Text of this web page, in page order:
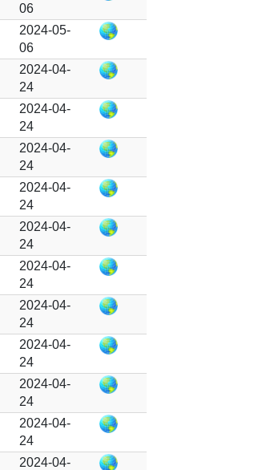
06
2024-05-
06
2024-04-
24
2024-04-
24
2024-04-
24
2024-04-
24
2024-04-
24
2024-04-
24
2024-04-
24
2024-04-
24
2024-04-
24
2024-04-
24
2024-04-